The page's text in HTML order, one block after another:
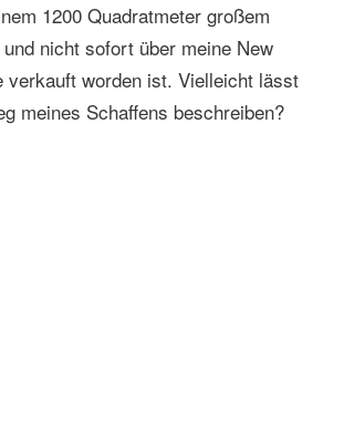
1200 Quadratmeter großem
nicht sofort über meine New
verkauft worden ist. Vielleicht lässt
meines Schaffens beschreiben?